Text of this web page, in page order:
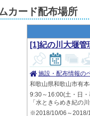
カード配布場所
[1]紀の川大堰管
施設・配布情報の
和歌山県和歌山市有
9:30～16:00(土・日
「水ときらめき紀の
※2018/10/06～2018/